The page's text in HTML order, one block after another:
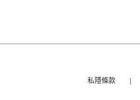
私隱條款